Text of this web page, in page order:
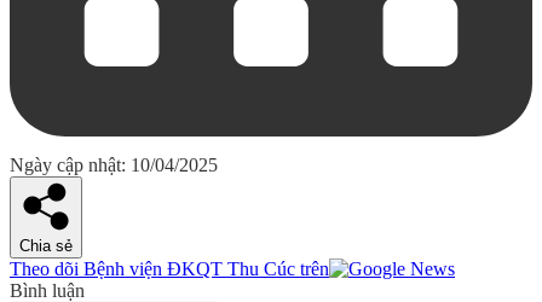
Ngày cập nhật: 10/04/2025
Chia sẻ
Theo dõi Bệnh viện ĐKQT Thu Cúc trên
Bình luận